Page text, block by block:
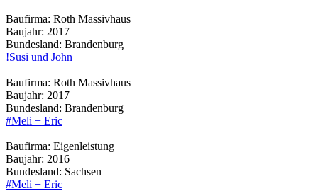
Baufirma: Roth Massivhaus
Baujahr: 2017
Bundesland: Brandenburg
!Susi und John
Baufirma: Roth Massivhaus
Baujahr: 2017
Bundesland: Brandenburg
#Meli + Eric
Baufirma: Eigenleistung
Baujahr: 2016
Bundesland: Sachsen
#Meli + Eric